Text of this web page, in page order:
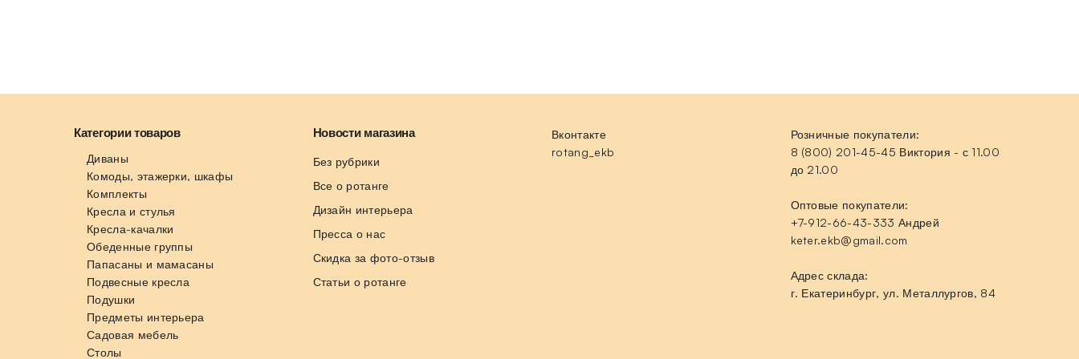
Категории товаров
Диваны
Комоды, этажерки, шкафы
Комплекты
Кресла и стулья
Кресла-качалки
Обеденные группы
Папасаны и мамасаны
Подвесные кресла
Подушки
Предметы интерьера
Садовая мебель
Столы
Новости магазина
Без рубрики
Все о ротанге
Дизайн интерьера
Пресса о нас
Скидка за фото-отзыв
Статьи о ротанге
Вконтакте
rotang_ekb
Розничные покупатели:
8 (800) 201-45-45 Виктория - с 11.00
до 21.00
Оптовые покупатели:
+7-912-66-43-333 Андрей
keter.ekb@gmail.com
Адрес склада:
г. Екатеринбург, ул. Металлургов, 84